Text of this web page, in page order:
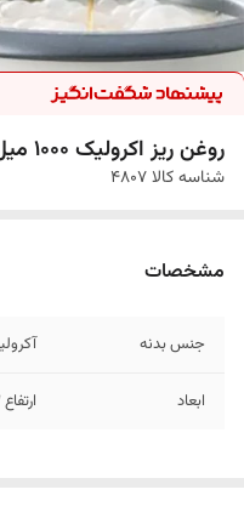
روغن ریز اکرولیک 1000 میل
شناسه کالا4807
مشخصات
جنس بدنه
ابعاد ارتفاع 22 سانتی متر قطر دهانه 9 سانتی متر